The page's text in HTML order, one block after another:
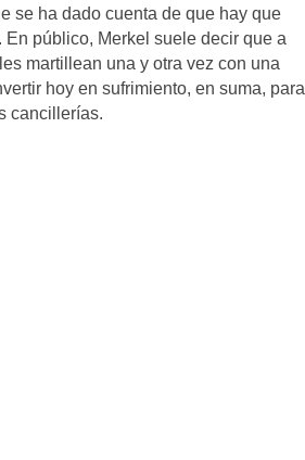
se ha dado cuenta de que hay que
público, Merkel suele decir que a
martillean una y otra vez con una
hoy en sufrimiento, en suma, para
cancillerías.